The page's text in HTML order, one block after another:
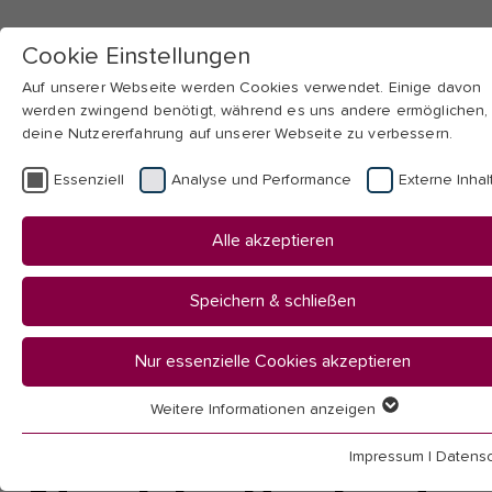
Skip to main navigation Skip to page footer
You
here:
Startseite
Aktuelles
News
Cookie Einstellungen
Auf unserer Webseite werden Cookies verwendet. Einige davon
werden zwingend benötigt, während es uns andere ermöglichen,
deine Nutzererfahrung auf unserer Webseite zu verbessern.
Essenziell Analyse und Performance Externe
Alle akzeptieren
Speichern & schließen
Nur essenzielle Cookies akzeptieren
Essenzielle Cookies werden für grundlegende Funktionen der
Weitere Informationen anzeigen
Impressum